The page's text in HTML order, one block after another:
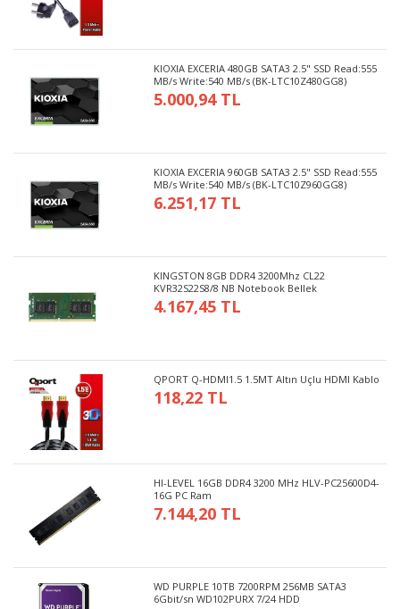
KIOXIA EXCERIA 480GB SATA3 2.5" SSD Read:555
MB/s Write:540 MB/s (BK-LTC10Z480GG8)
5.000,94 TL
KIOXIA EXCERIA 960GB SATA3 2.5" SSD Read:555
MB/s Write:540 MB/s (BK-LTC10Z960GG8)
6.251,17 TL
KINGSTON 8GB DDR4 3200Mhz CL22
KVR32S22S8/8 NB Notebook Bellek
4.167,45 TL
QPORT Q-HDMI1.5 1.5MT Altın Uçlu HDMI Kablo
118,22 TL
HI-LEVEL 16GB DDR4 3200 MHz HLV-PC25600D4-
16G PC Ram
7.144,20 TL
WD PURPLE 10TB 7200RPM 256MB SATA3
6Gbit/sn WD102PURX 7/24 HDD